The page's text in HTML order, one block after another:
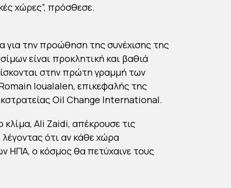
χώρες”, πρόσθεσε.
για την προώθηση της συνέχισης της
είναι προκλητική και βαθιά
στην πρώτη γραμμή των
Ioualalen, επικεφαλής της
Oil Change International.
Ali Zaidi, απέκρουσε τις
ότι αν κάθε χώρα
ΗΠΑ, ο κόσμος θα πετύχαινε τους